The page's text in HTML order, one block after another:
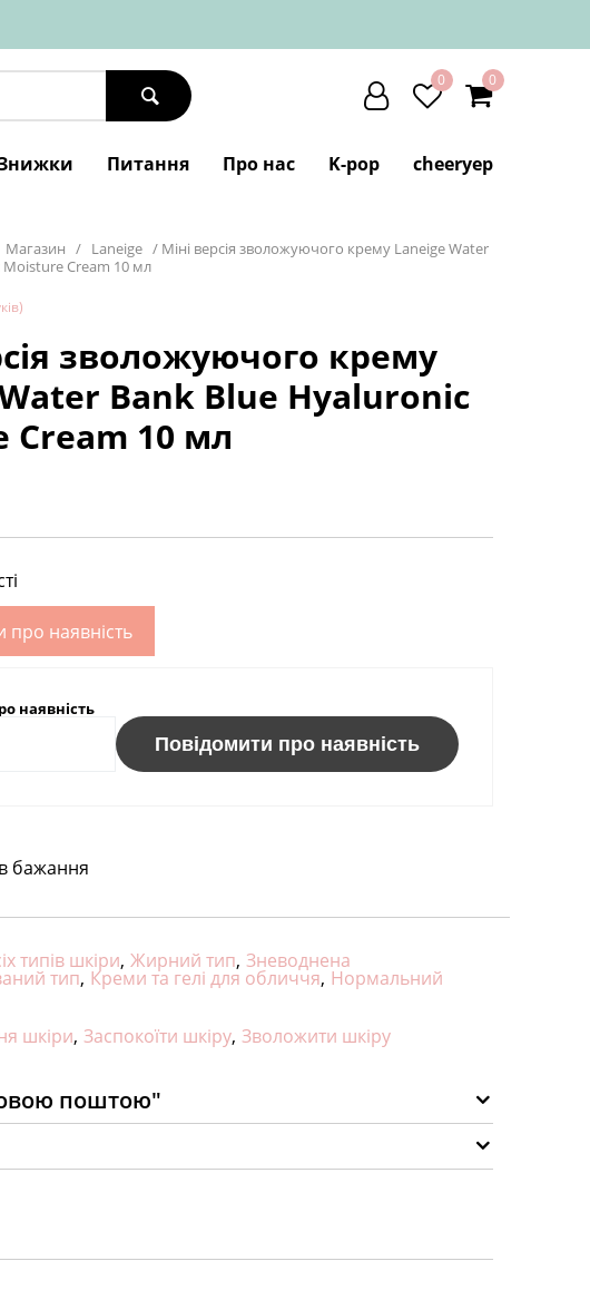
0 0
Питання Про нас K-pop cheeryep
Магазин / Laneige / Міні версія зволожуючого крему Laneige Water
Cream 10 мл
зволожуючого крему
Bank Blue Hyaluronic
Cream 10 мл
про наявність
наявність
Повідомити про наявність
бажання
типів шкіри, Жирний тип, Зневоднена
тип, Креми та гелі для обличчя, Нормальний
шкіри, Заспокоїти шкіру, Зволожити шкіру
поштою"